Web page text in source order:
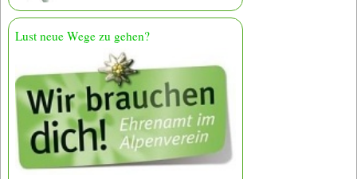
Lust neue Wege zu gehen?